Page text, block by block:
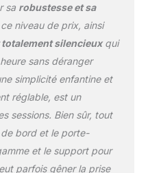
et d'un acier allié
épais que celui des
d'épaisseur),
une
robuste
une conduite fluide.
utilisateurs pesant
de 160 kg peuvent
l'utiliser en
confiance. Les
ont été testés
sa robustesse et sa
niveau de prix, ainsi
silencieuxqui
sans déranger
simplicité enfantine et
réglable, est un
sessions. Bien sûr, tout
de bord et le porte-
et le support pour
parfois gêner la prise